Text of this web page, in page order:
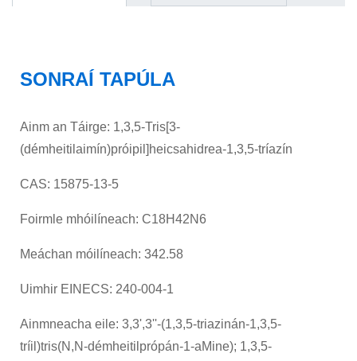
SONRAÍ TAPÚLA
Ainm an Táirge: 1,3,5-Tris[3-
(démheitilaimín)próipil]heicsahidrea-1,3,5-tríazín
CAS: 15875-13-5
Foirmle mhóilíneach: C18H42N6
Meáchan móilíneach: 342.58
Uimhir EINECS: 240-004-1
Ainmneacha eile: 3,3',3''-(1,3,5-triazinán-1,3,5-
tríil)tris(N,N-démheitilprópán-1-aMine); 1,3,5-